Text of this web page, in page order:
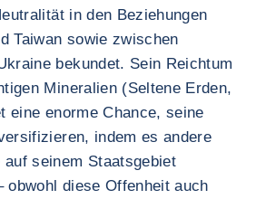
in den Beziehungen
Taiwan sowie zwischen
bekundet. Sein Reichtum
Mineralien (Seltene Erden,
eine enorme Chance, seine
indem es andere
seinem Staatsgebiet
obwohl diese Offenheit auch